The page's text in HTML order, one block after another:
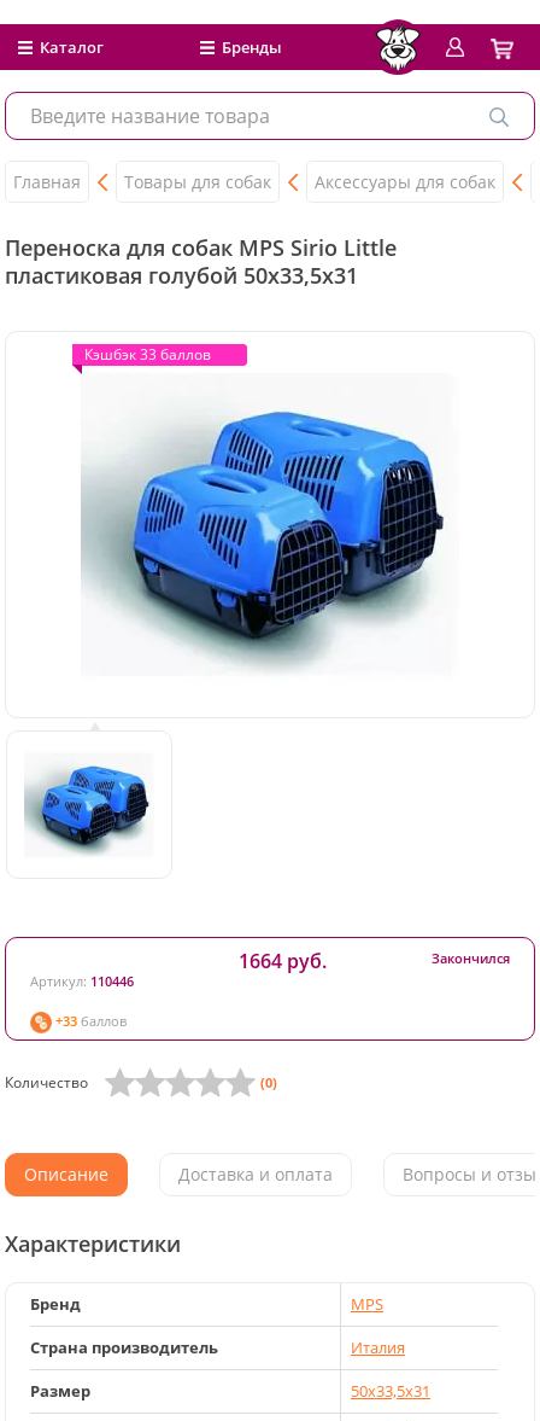
Каталог Бренды
Главная Товары для собак Аксессуары для собак
Переноска для собак MPS Sirio Little
пластиковая голубой 50x33,5x31
Кэшбэк 33 баллов
Кэшбэк 33 баллов
Артикул: 110446
+33 баллов
1664 руб. Закончился
Количество (0)
Описание Доставка и оплата Вопросы и
Характеристики
Бренд
MPS
Страна производитель
Италия
Размер
50x33,5x31